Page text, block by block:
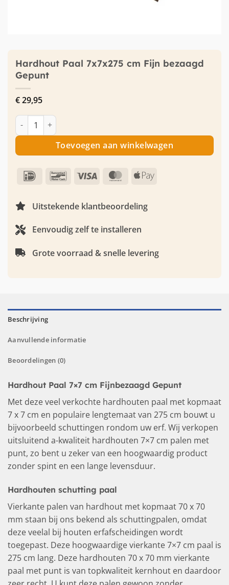
Hardhout Paal 7x7x275 cm Fijn bezaagd
Gepunt
€29,95
Hardhout Paal 7x7x275 cm Fijn bezaagd Gepunt aantal
Toevoegen aan winkelwagen
IDeal Bancontact
Visa MasterCard
Apple
Uitstekende klantbeoordeling
Eenvoudig zelf te installeren
Grote voorraad & snelle levering
Beschrijving
Aanvullende informatie
Beoordelingen (0)
Hardhout Paal 7×7 cm Fijnbezaagd Gepunt
Met deze veel verkochte hardhouten paal met kopmaat
7 x 7 cm en populaire lengtemaat van 275 cm bouwt u
bijvoorbeeld schuttingen rondom uw erf. Wij verkopen
uitsluitend a-kwaliteit hardhouten 7×7 cm palen met
punt, zo bent u zeker van een hoogwaardig product
zonder spint en een lange levensduur.
Hardhouten schutting paal
Vierkante palen van hardhout met kopmaat 70 x 70
mm staan bij ons bekend als schuttingpalen, omdat
deze veelal bij houten erfafscheidingen wordt
toegepast. Deze hoogwaardige vierkante 7×7 cm paal is
275 cm lang. Deze hardhouten 70 x 70 mm vierkante
paal met punt is van topkwaliteit kernhout en daardoor